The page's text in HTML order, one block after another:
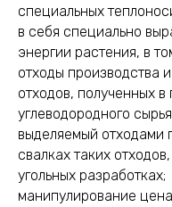
специальных
в себя специально
энергии растения, в
отходы производства
отходов, полученных
углеводородного
выделяемый отходами
свалках таких
угольных разработках;
манипулирование